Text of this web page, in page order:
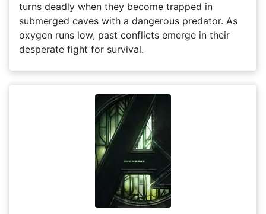
turns deadly when they become trapped in
submerged caves with a dangerous predator. As
oxygen runs low, past conflicts emerge in their
desperate fight for survival.